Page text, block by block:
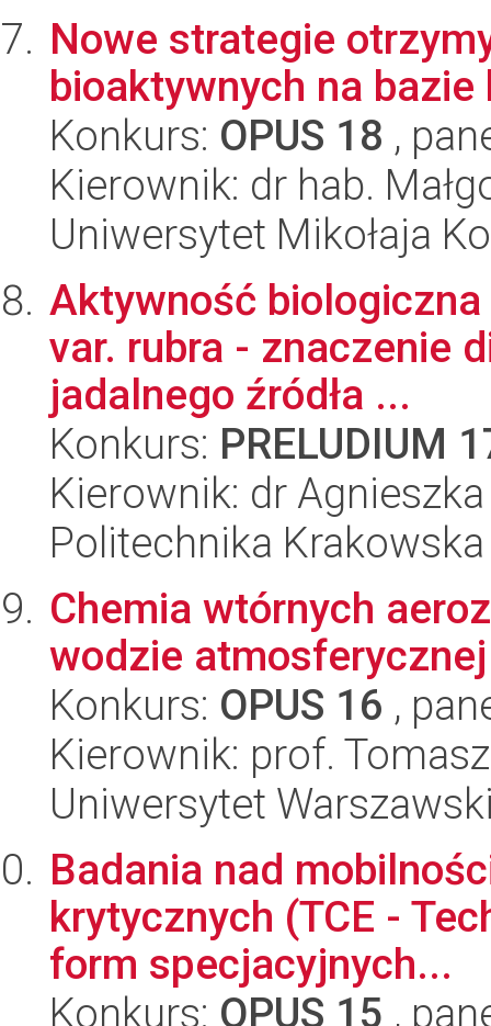
Nowe strategie
bioaktywnych na bazie
Konkurs: OPUS 18 ,
Kierownik: dr hab.
Uniwersytet Mikołaja
Aktywność
var. rubra - znaczenie
jadalnego źródła ...
Konkurs: PRELUDIUM
Kierownik: dr
Politechnika
Chemia wtórnych
wodzie atmosferycznej
Konkurs: OPUS 16 ,
Kierownik: prof.
Uniwersytet
Badania nad
krytycznych (TCE -
form specjacyjnych...
Konkurs: OPUS 15 ,